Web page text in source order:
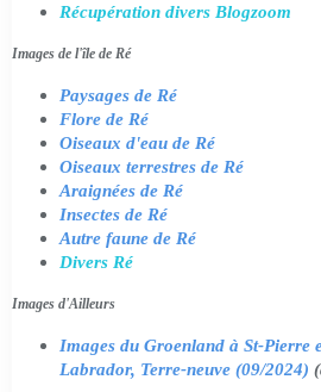
Récupération divers Blogzoom
Images de l'île de Ré
Paysages de Ré
Flore de Ré
Oiseaux d'eau de Ré
Oiseaux terrestres de Ré
Araignées de Ré
Insectes de Ré
Autre faune de Ré
Divers Ré
Images d'Ailleurs
Images du Groenland à St-Pierre
Labrador, Terre-neuve (09/2024)